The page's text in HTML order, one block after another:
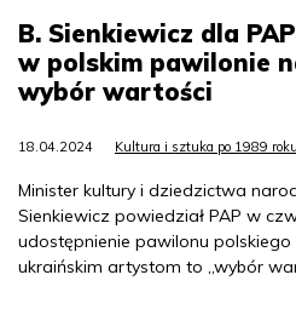
B. Sienkiewicz dla
w polskim pawilonie
wybór wartości
18.04.2024 Kultura i sztuka po 1989 roku
Minister kultury i dziedzictwa
Sienkiewicz powiedział PAP w
udostępnienie pawilonu polskiego
ukraińskim artystom to „wybór